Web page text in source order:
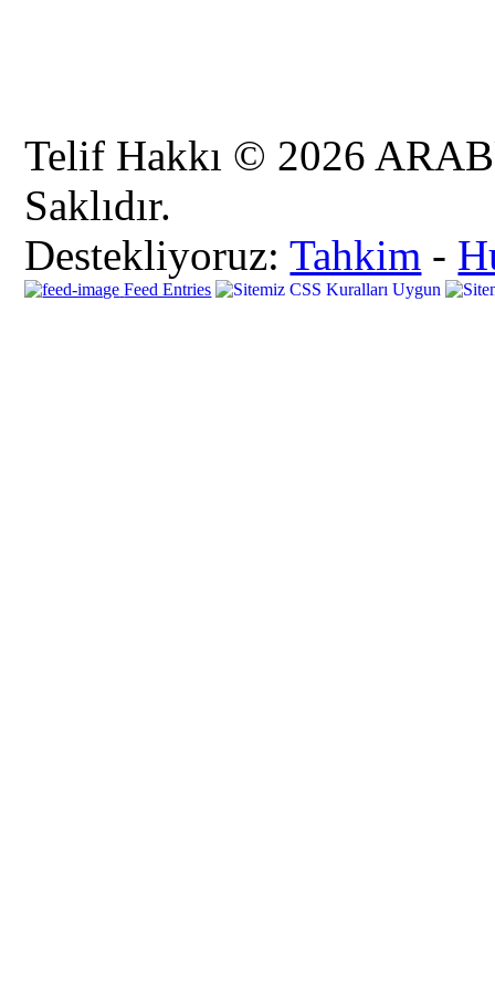
Telif Hakkı © 2026
Saklıdır.
Destekliyoruz:Tahkim -
Feed Entries